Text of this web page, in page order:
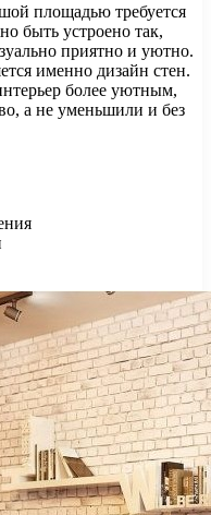
площадью требуется
быть устроено так,
приятно и уютно.
именно дизайн стен.
более уютным,
а не уменьшили и без